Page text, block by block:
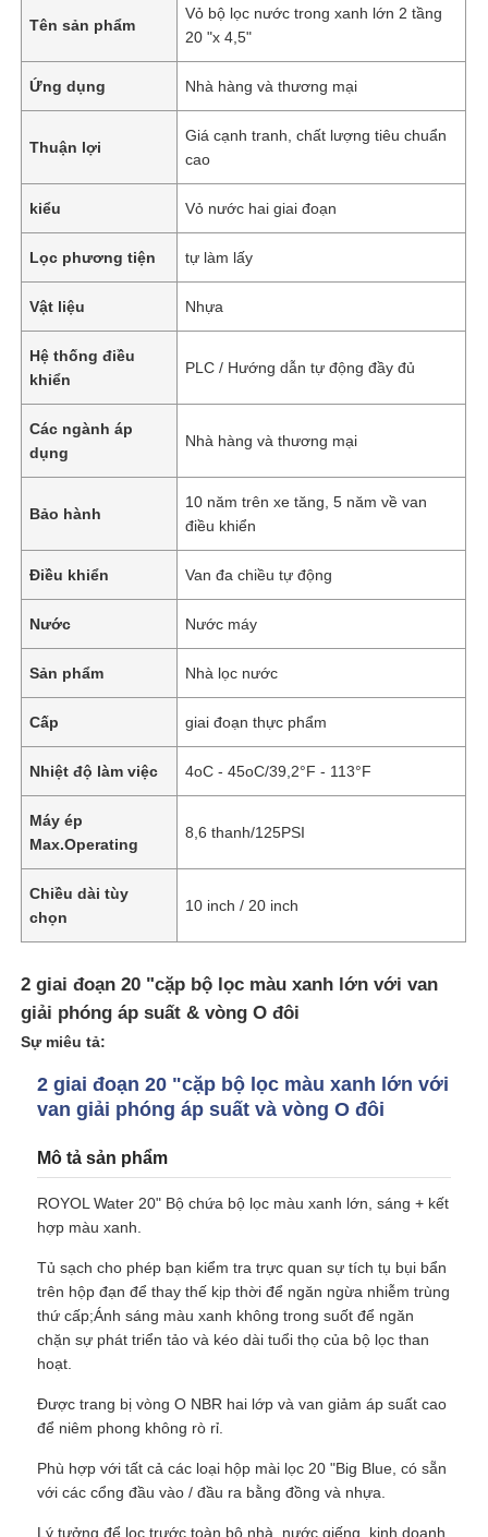
Nhà
Sản phẩm
Video
Về chúng tôi
Tham quan nhà máy
Liên hệ chúng tôi
Hệ thống RO
Làm mềm nước
Tên sản phẩm
Vỏ bộ lọc nước trong xanh lớn 2 tầng
20 "x 4,5"
Ứng dụng Nhà hàng và thương mại
Thuận lợi
Giá cạnh tranh, chất lượng tiêu chuẩn
cao
kiểu Vỏ nước hai giai đoạn
Lọc phương tiện tự làm lấy
Vật liệu Nhựa
Hệ thống điều
khiển
PLC / Hướng dẫn tự động đầy đủ
Các ngành áp
dụng
Nhà hàng và thương mại
Bảo hành
10 năm trên xe tăng, 5 năm về van
điều khiển
Điều khiển Van đa chiều tự động
Nước Nước máy
Sản phẩm Nhà lọc nước
Cấp giai đoạn thực phẩm
Nhiệt độ làm việc 4oC - 45oC/39,2°F - 113°F
Máy ép
Max.Operating
8,6 thanh/125PSI
Chiều dài tùy
chọn
10 inch / 20 inch
2 giai đoạn 20 "cặp bộ lọc màu xanh lớn với van
giải phóng áp suất & vòng O đôi
Sự miêu tả:
2 giai đoạn 20 "cặp bộ lọc màu xanh lớn với
van giải phóng áp suất và vòng O đôi
Mô tả sản phẩm
ROYOL Water 20" Bộ chứa bộ lọc màu xanh lớn, sáng + kết
hợp màu xanh.
Tủ sạch cho phép bạn kiểm tra trực quan sự tích tụ bụi bẩn
trên hộp đạn để thay thế kịp thời để ngăn ngừa nhiễm trùng
thứ cấp;Ánh sáng màu xanh không trong suốt để ngăn
chặn sự phát triển tảo và kéo dài tuổi thọ của bộ lọc than
hoạt.
Được trang bị vòng O NBR hai lớp và van giảm áp suất cao
để niêm phong không rò rỉ.
Phù hợp với tất cả các loại hộp mài lọc 20 "Big Blue, có sẵn
với các cổng đầu vào / đầu ra bằng đồng và nhựa.
Lý tưởng để lọc trước toàn bộ nhà, nước giếng, kinh doanh